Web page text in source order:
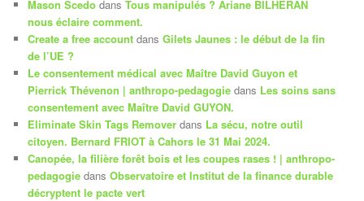
Mason Scedo dansTous manipulés ? Ariane BILHERAN
nous éclaire comment.
Create a free account dansGilets Jaunes : le début de la fin
de l’UE ?
Le consentement médical avec Maître David Guyon et
Pierrick Thévenon | anthropo-pedagogie dans Les soins sans
consentement avec Maître David GUYON.
Eliminate Skin Tags Remover dans La sécu, notre outil
citoyen. Bernard FRIOT à Cahors le 31 Mai 2024.
Canopée, la filière forêt bois et les coupes rases ! | anthropo-
pedagogie dansObservatoire et Institut de la finance durable
décryptent le pacte vert